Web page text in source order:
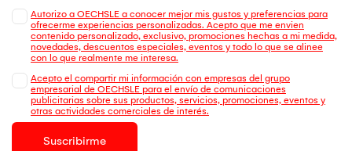
Autorizo a OECHSLE a conocer mejor mis gustos y preferencias para
ofrecerme experiencias personalizadas. Acepto que me envien
contenido personalizado, exclusivo, promociones hechas a mi medida,
novedades, descuentos especiales, eventos y todo lo que se alinee
con lo que realmente me interesa.
Acepto el compartir mi información con empresas del grupo
empresarial de OECHSLE para el envío de comunicaciones
publicitarias sobre sus productos, servicios, promociones, eventos y
otras actividades comerciales de interés.
Suscribirme